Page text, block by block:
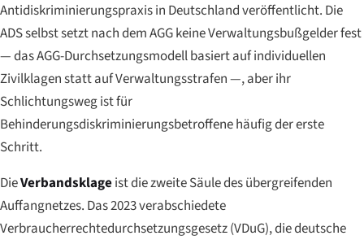
Antidiskriminierungspraxis in Deutschland veröffentlicht. Die
ADS selbst setzt nach dem AGG keine Verwaltungsbußgelder fest
— das AGG-Durchsetzungsmodell basiert auf individuellen
Zivilklagen statt auf Verwaltungsstrafen —, aber ihr
Schlichtungsweg ist für
Behinderungsdiskriminierungsbetroffene häufig der erste
Schritt.
DieVerbandsklageist die zweite Säule des übergreifenden
Auffangnetzes. Das 2023 verabschiedete
Verbraucherrechtedurchsetzungsgesetz(VDuG), die deutsche